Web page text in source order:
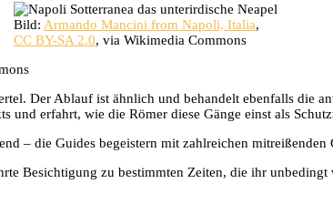
Bild: Armando Mancini from Napoli, Italia,
CC BY-SA 2.0, via Wikimedia Commons
Der Ablauf ist ähnlich und behandelt ebenfalls die
und erfahrt, wie die Römer diese Gänge einst als
– die Guides begeistern mit zahlreichen
Besichtigung zu bestimmten Zeiten, die ihr